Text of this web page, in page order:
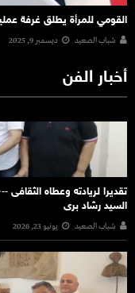
القومي للمرأة يطلق غرفة
شباب الصعيد ديسمبر 9, 2025
أخبار الفن
تقديرا لريادته وعطاه
السيد رشاد برى
شباب الصعيد يونيو 23, 2026